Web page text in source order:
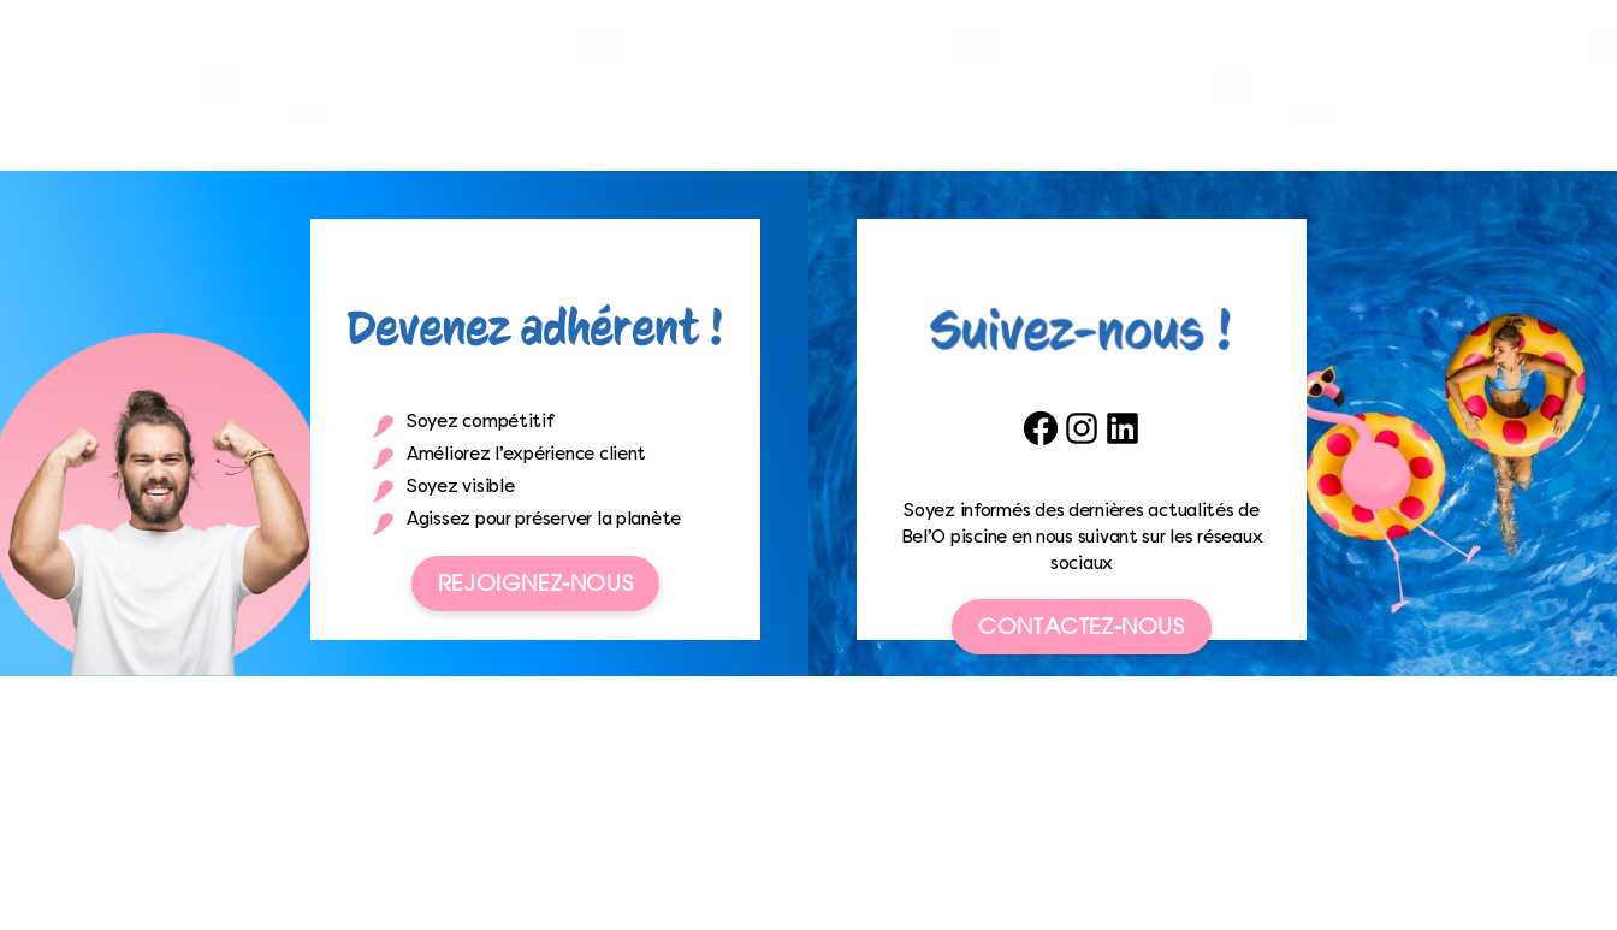
Soyez compétitif
Améliorez l’expérience client
Soyez visible
Agissez pour préserver la planète
REJOIGNEZ-NOUS
FacebookInstagramLinkedIn
Soyez informés des dernières actualités de
Bel’O piscine en nous suivant sur les réseaux
sociaux
CONTACTEZ-NOUS